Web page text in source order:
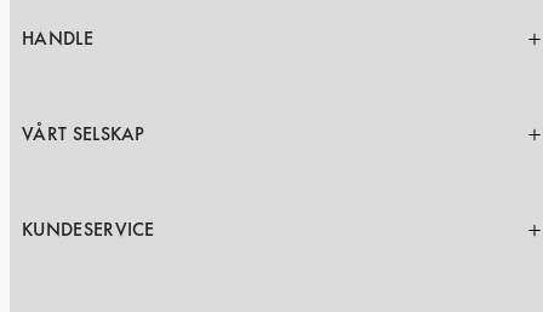
HANDLE
VÅRT SELSKAP
KUNDESERVICE